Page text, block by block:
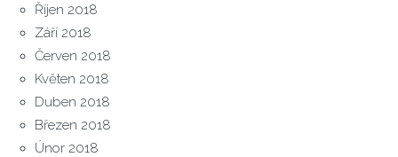
Říjen 2018
Září 2018
Červen 2018
Květen 2018
Duben 2018
Březen 2018
Únor 2018